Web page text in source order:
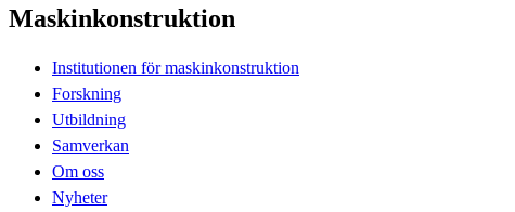
Maskinkonstruktion
Institutionen för maskinkonstruktion
Forskning
Utbildning
Samverkan
Om oss
Nyheter